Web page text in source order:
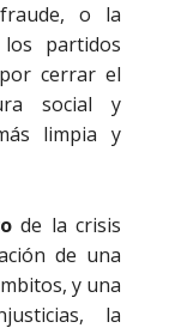
o la
partidos
cerrar el
social y
limpia y
de la crisis
de una
y una
la